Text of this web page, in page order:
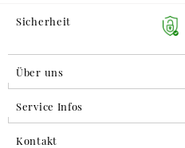
Sicherheit
Über uns
Service Infos
Kontakt